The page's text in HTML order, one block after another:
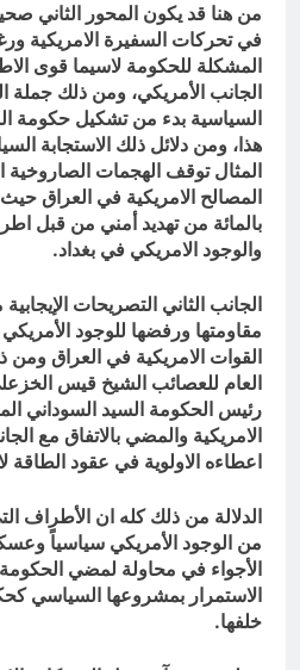
من هنا قد يكون المحور الثاني
في تحركات السفيرة الامريكية
المشكلة للحكومة لاسيما قوى
الجانب الأمريكي، ومن ذلك جملة
السياسية بدء من تشكيل حكومة
هذا، ومن دلائل ذلك الاستجابة
المثال توقف الهجمات
المصالح الامريكية في العراق
بالمائة من تهديد أمني من قبل
والوجود الامريكي في بغداد.
الجانب الثاني التصريحات
مقاومتها ورفضها للوجود الأمريكي
القوات الامريكية في العراق ومن
العام للعصائب الشيخ قيس
رئيس الحكومة السيد السوداني
الامريكية والمضي بالاتفاق مع
اعطاءه الاولوية في عقود الطاقة
الدلالة من ذلك كله ان الأطراف
من الوجود الأمريكي سياسياً
الأجواء في محاولة لمضي
الاستمرار بمشروعها السياسي
خلفها.